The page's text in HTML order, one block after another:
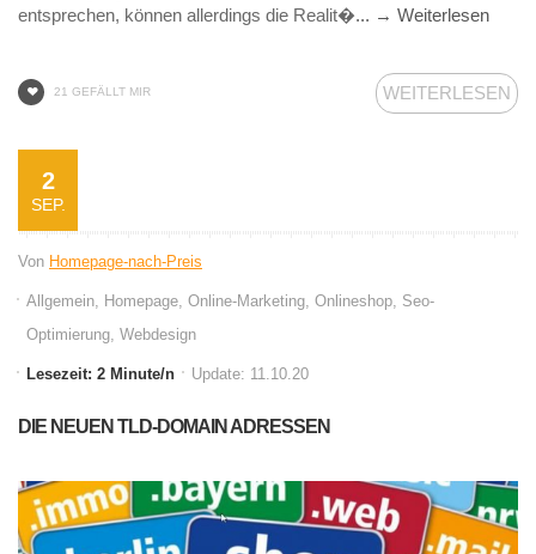
entsprechen, können allerdings die Realit�... → Weiterlesen
21 GEFÄLLT MIR WEITERLESEN
2
SEP.
Von Homepage-nach-Preis
Allgemein Homepage Online-Marketing Onlineshop Seo-
Optimierung Webdesign
Lesezeit: 2 Minute/n Update: 11.10.20
DIE NEUEN TLD-DOMAIN ADRESSEN